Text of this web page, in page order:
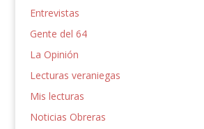
Entrevistas
Gente del 64
La Opinión
Lecturas veraniegas
Mis lecturas
Noticias Obreras